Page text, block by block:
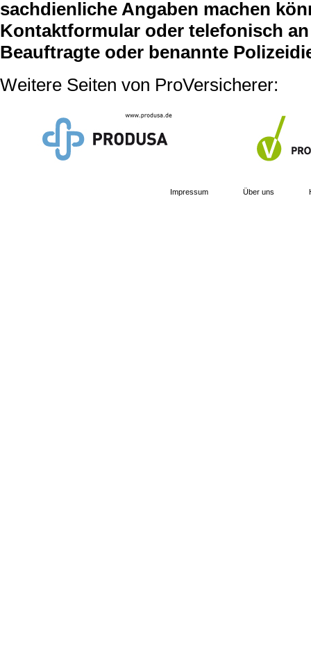
sachdienliche Angaben machen
Kontaktformular oder telefonisch
Beauftragte oder benannte
Weitere Seiten von ProVersicherer:
Impressum Über uns